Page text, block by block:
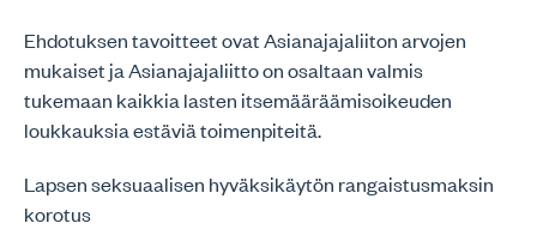
Ehdotuksen tavoitteet ovat Asianajajaliiton arvojen
mukaiset ja Asianajajaliitto on osaltaan valmis
tukemaan kaikkia lasten itsemääräämisoikeuden
loukkauksia estäviä toimenpiteitä.
Lapsen seksuaalisen hyväksikäytön rangaistusmaksin
korotus